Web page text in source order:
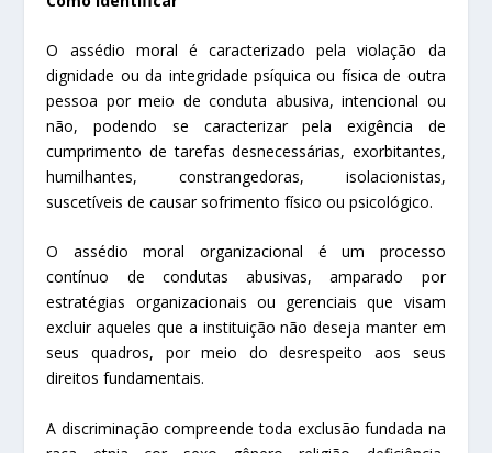
O assédio moral é caracterizado pela violação da
dignidade ou da integridade psíquica ou física de outra
pessoa por meio de conduta abusiva, intencional ou
não, podendo se caracterizar pela exigência de
cumprimento de tarefas desnecessárias, exorbitantes,
humilhantes, constrangedoras, isolacionistas,
suscetíveis de causar sofrimento físico ou psicológico.
O assédio moral organizacional é um processo
contínuo de condutas abusivas, amparado por
estratégias organizacionais ou gerenciais que visam
excluir aqueles que a instituição não deseja manter em
seus quadros, por meio do desrespeito aos seus
direitos fundamentais.
A discriminação compreende toda exclusão fundada na